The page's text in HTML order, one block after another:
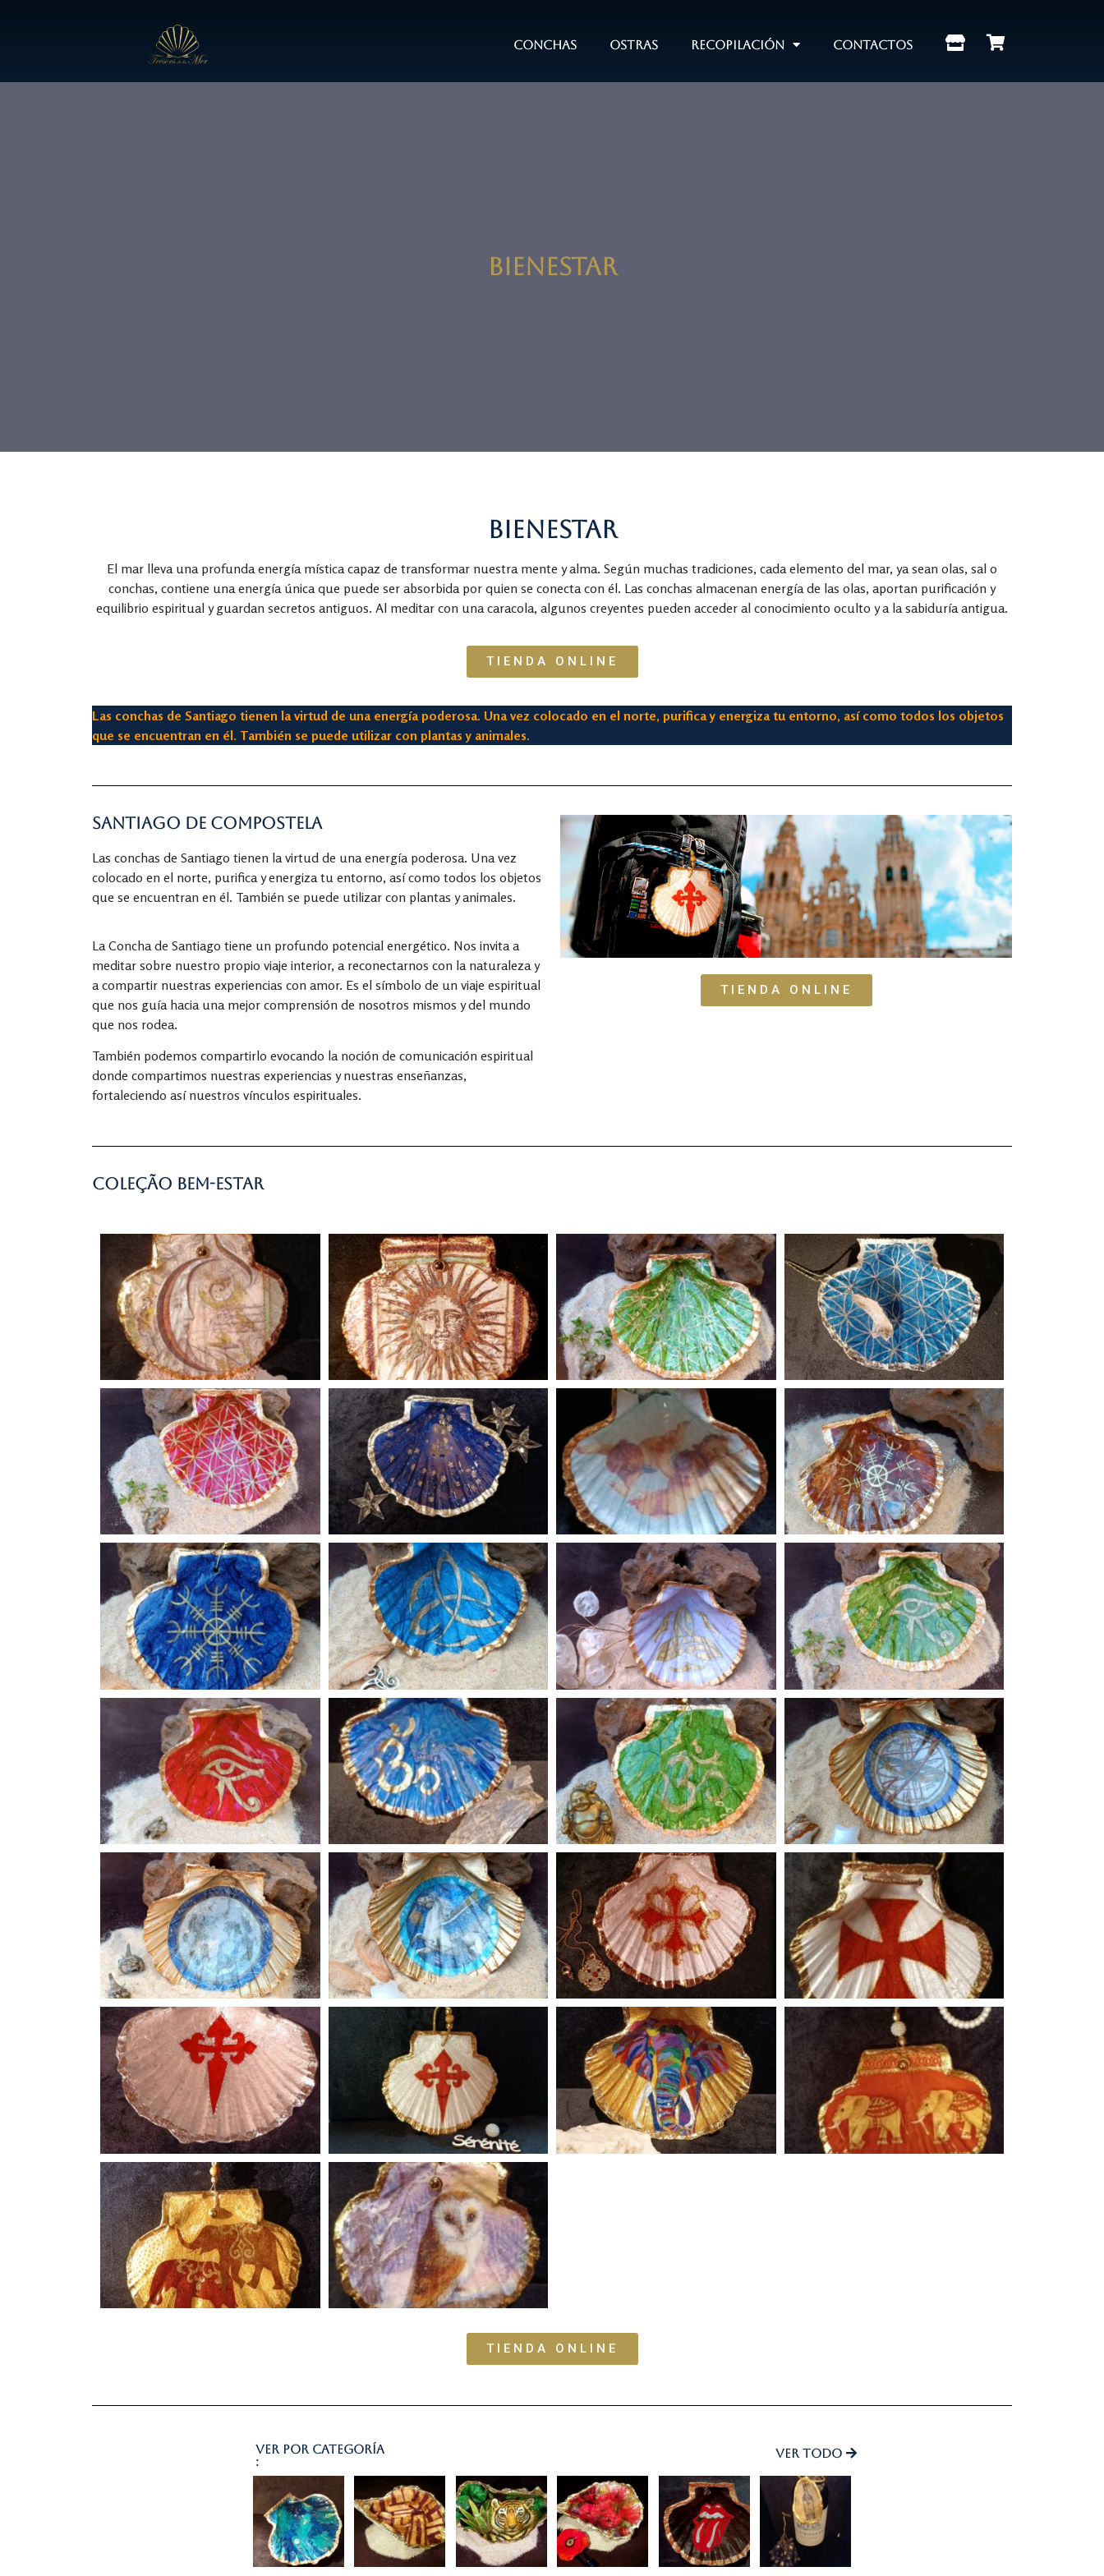
conchas ostras Recopilación contactos
Bienestar
Bienestar
El mar lleva una profunda energía mística capaz de transformar nuestra mente y alma. Según muchas tradiciones, cada elemento del mar, ya sean olas, sal o
conchas, contiene una energía única que puede ser absorbida por quien se conecta con él. Las conchas almacenan energía de las olas, aportan purificación y
equilibrio espiritual y guardan secretos antiguos. Al meditar con una caracola, algunos creyentes pueden acceder al conocimiento oculto y a la sabiduría antigua.
TIENDA ONLINE
Las conchas de Santiago tienen la virtud de una energía poderosa. Una vez colocado en el norte, purifica y energiza tu entorno, así como todos los objetos
que se encuentran en él. También se puede utilizar con plantas y animales.
Santiago de Compostela
Las conchas de Santiago tienen la virtud de una energía poderosa. Una vez
colocado en el norte, purifica y energiza tu entorno, así como todos los objetos
que se encuentran en él. También se puede utilizar con plantas y animales.
La Concha de Santiago tiene un profundo potencial energético. Nos invita a
meditar sobre nuestro propio viaje interior, a reconectarnos con la naturaleza y
a compartir nuestras experiencias con amor. Es el símbolo de un viaje espiritual
que nos guía hacia una mejor comprensión de nosotros mismos y del mundo
que nos rodea.
También podemos compartirlo evocando la noción de comunicación espiritual
donde compartimos nuestras experiencias y nuestras enseñanzas,
fortaleciendo así nuestros vínculos espirituales.
TIENDA ONLINE
Coleção Bem-Estar
TIENDA ONLINE
Ver por categoría
:
Ver todo